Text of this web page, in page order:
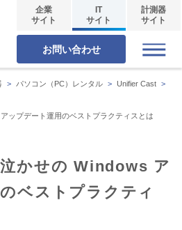
企業
サイト
IT
サイト
計測器
サイト
お問い合わせ
> パソコン（PC）レンタル > Unifier Cast >
ップデート運用のベストプラクティスとは
かせの Windows ア
ベストプラクティ